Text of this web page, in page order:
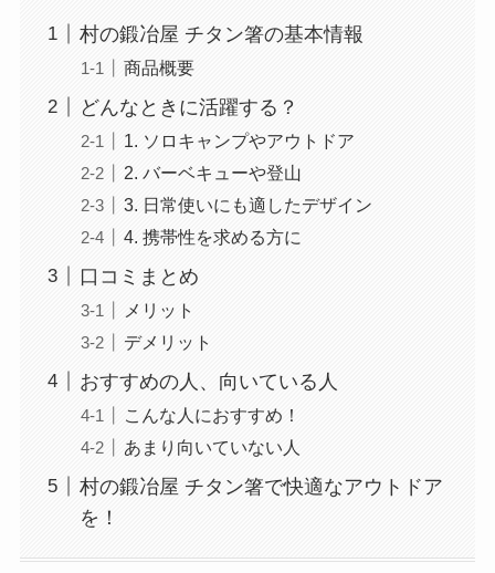
村の鍛冶屋 チタン箸の基本情報
商品概要
どんなときに活躍する？
1. ソロキャンプやアウトドア
2. バーベキューや登山
3. 日常使いにも適したデザイン
4. 携帯性を求める方に
口コミまとめ
メリット
デメリット
おすすめの人、向いている人
こんな人におすすめ！
あまり向いていない人
村の鍛冶屋 チタン箸で快適なアウトドア
を！